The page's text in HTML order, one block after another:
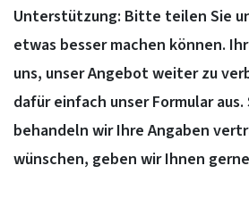
Unterstützung: Bitte teilen Sie
etwas besser machen können.
uns, unser Angebot weiter zu
dafür einfach unser Formular
behandeln wir Ihre Angaben
wünschen, geben wir Ihnen